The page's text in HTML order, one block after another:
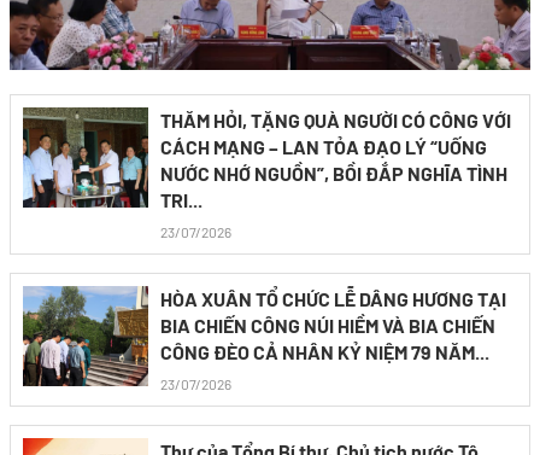
THĂM HỎI, TẶNG QUÀ NGƯỜI CÓ CÔNG VỚI
CÁCH MẠNG – LAN TỎA ĐẠO LÝ “UỐNG
NƯỚC NHỚ NGUỒN”, BỒI ĐẮP NGHĨA TÌNH
TRI...
23/07/2026
HÒA XUÂN TỔ CHỨC LỄ DÂNG HƯƠNG TẠI
BIA CHIẾN CÔNG NÚI HIỀM VÀ BIA CHIẾN
CÔNG ĐÈO CẢ NHÂN KỶ NIỆM 79 NĂM...
23/07/2026